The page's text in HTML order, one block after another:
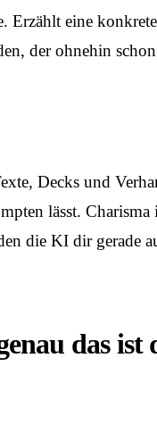
Erzählt eine
der ohnehin
Decks und
lässt.
die KI dir gerade
das ist